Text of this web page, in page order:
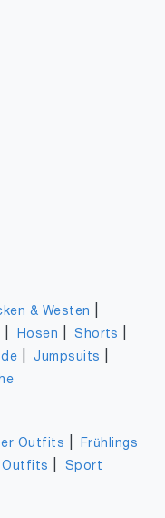
& Westen
Hosen |Shorts
|Jumpsuits
Outfits
Frühlings
Outfits
Sport